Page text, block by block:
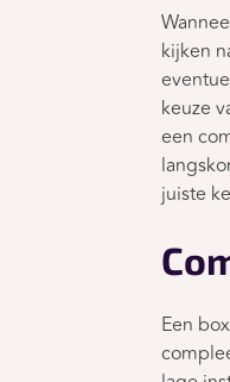
kijken
keuze
een
juiste
Een